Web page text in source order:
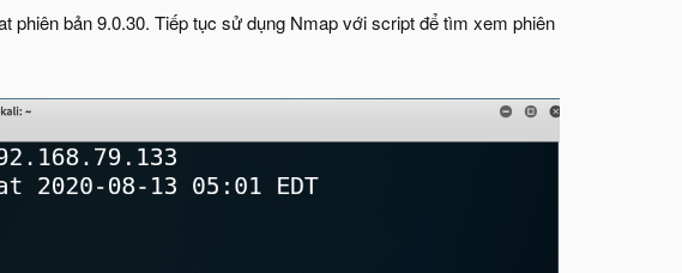
bản 9.0.30. Tiếp tục sử dụng Nmap với script để tìm xem phiên